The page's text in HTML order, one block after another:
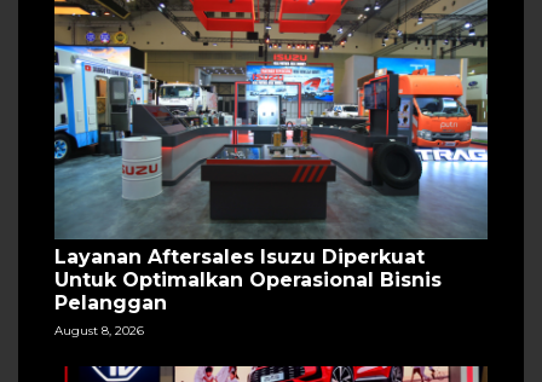
Layanan Aftersales Isuzu Diperkuat
Untuk Optimalkan Operasional Bisnis
Pelanggan
August 8, 2026